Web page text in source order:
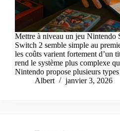
Mettre à niveau un jeu Nintendo
Switch 2 semble simple au
les coûts varient fortement d’un
rend le système plus complexe
Nintendo propose plusieurs
Albert
janvier 3, 2026